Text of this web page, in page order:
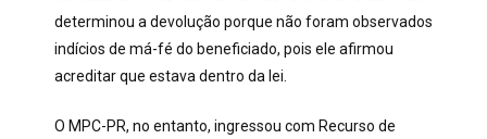
determinou a devolução porque não foram observados
indícios de má-fé do beneficiado, pois ele afirmou
acreditar que estava dentro da lei.
O MPC-PR, no entanto, ingressou com Recurso de